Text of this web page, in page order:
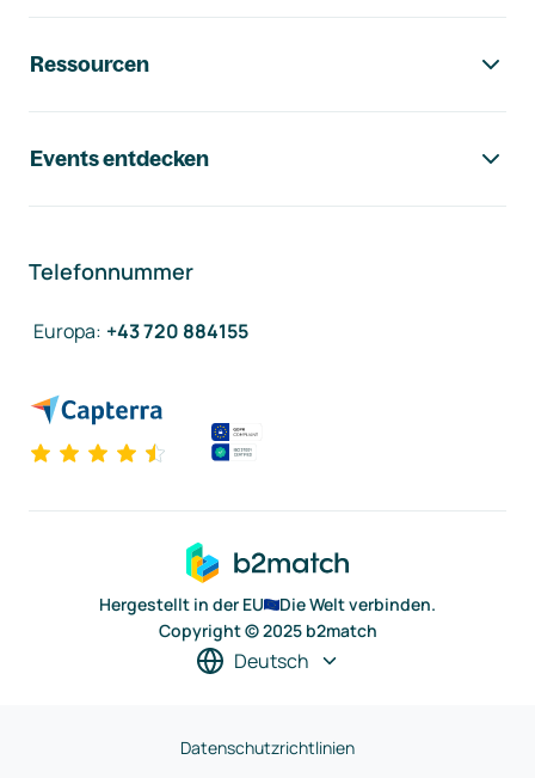
Ressourcen
Events entdecken
Telefonnummer
Europa: +43 720 884155
Hergestellt in der EU
Die Welt verbinden.
Copyright © 2025 b2match
Deutsch
Datenschutzrichtlinien